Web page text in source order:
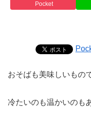
Pocket
おそばも美味しいもの
冷たいのも温かいのも